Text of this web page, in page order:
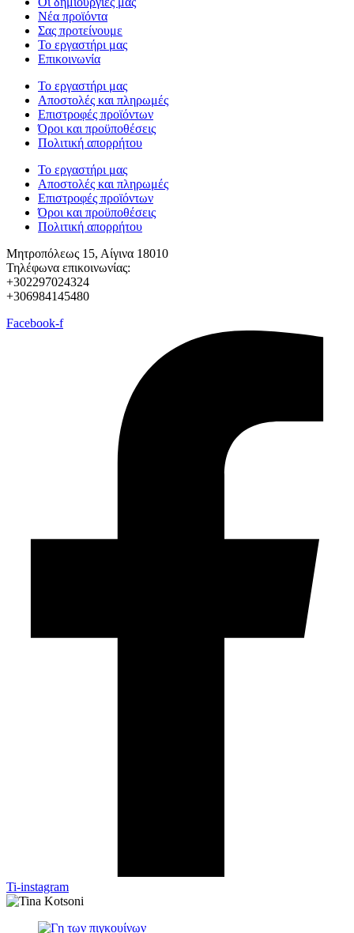
Νέα προϊόντα
Σας προτείνουμε
Το εργαστήρι μας
Επικοινωνία
Το εργαστήρι μας
Αποστολές και πληρωμές
Επιστροφές προϊόντων
Όροι και προϋποθέσεις
Πολιτική απορρήτου
Το εργαστήρι μας
Αποστολές και πληρωμές
Επιστροφές προϊόντων
Όροι και προϋποθέσεις
Πολιτική απορρήτου
Μητροπόλεως 15, Αίγινα 18010
Τηλέφωνα επικοινωνίας:
+302297024324
+306984145480
Facebook-f
Ti-instagram